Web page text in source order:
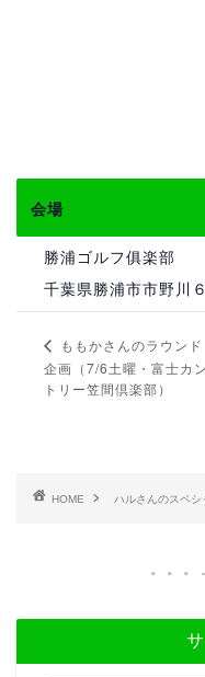
会場
勝浦ゴルフ俱楽部
千葉県勝浦市市野川
ももかさんのラウンド
企画（7/6土曜・富士カン
トリー笠間倶楽部）
HOME ハルさんのスペシ